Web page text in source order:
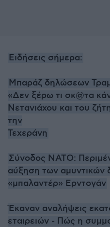
Ειδήσεις σήμερα:
Μπαράζ δηλώσεων
«Δεν ξέρω τι σκ@τα
Νετανιάχου και του
την
Τεχεράνη
Σύνοδος ΝΑΤΟ:
αύξηση των αμυντικών
«μπαλαντέρ» Ερντογάν
Έκαναν αναλήψεις
εταιρειών - Πώς η